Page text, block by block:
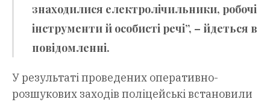
знаходилися електролічильники, робочі
інструменти й особисті речі”, – йдеться в
повідомленні.
У результаті проведених оперативно-
розшукових заходів поліцейські встановили